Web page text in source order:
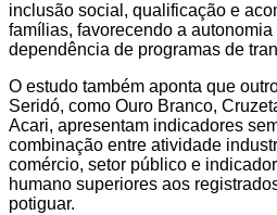
inclusão social, qualificação e
famílias, favorecendo a
dependência de programas de
O estudo também aponta que
Seridó, como Ouro Branco,
Acari, apresentam indicadores
combinação entre atividade
comércio, setor público e
humano superiores aos
potiguar.